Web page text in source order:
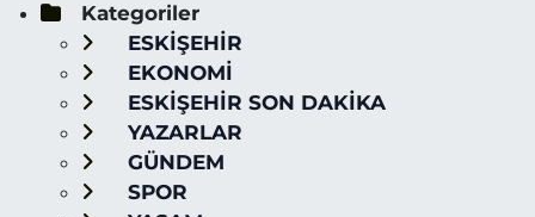
Kategoriler
ESKİŞEHİR
EKONOMİ
ESKİŞEHİR SON DAKİKA
YAZARLAR
GÜNDEM
SPOR